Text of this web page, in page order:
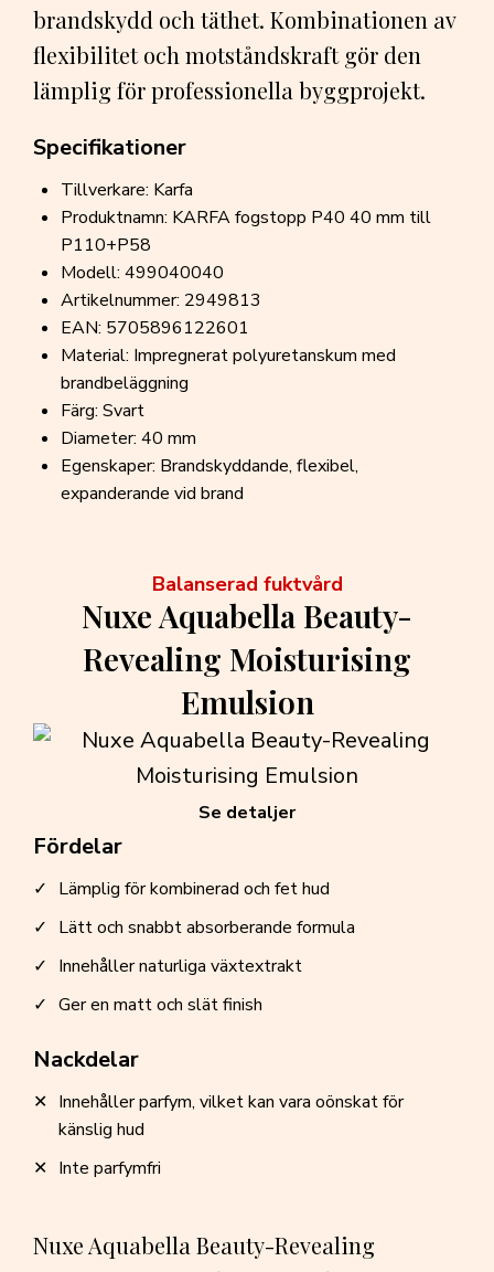
brandskydd och täthet. Kombinationen av
flexibilitet och motståndskraft gör den
lämplig för professionella byggprojekt.
Specifikationer
Tillverkare: Karfa
Produktnamn: KARFA fogstopp P40 40 mm till
P110+P58
Modell: 499040040
Artikelnummer: 2949813
EAN: 5705896122601
Material: Impregnerat polyuretanskum med
brandbeläggning
Färg: Svart
Diameter: 40 mm
Egenskaper: Brandskyddande, flexibel,
expanderande vid brand
Balanserad fuktvård
Nuxe Aquabella Beauty-
Revealing Moisturising
Emulsion
Nuxe Aquabella Beauty-Revealing
Fördelar
Lämplig för kombinerad och fet hud
Lätt och snabbt absorberande formula
Innehåller naturliga växtextrakt
Ger en matt och slät finish
Nackdelar
Innehåller parfym, vilket kan vara oönskat för
känslig hud
Inte parfymfri
Se detaljer